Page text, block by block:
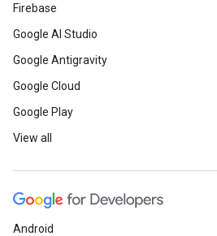
Firebase
Google AI Studio
Google Antigravity
Google Cloud
Google Play
View all
Android